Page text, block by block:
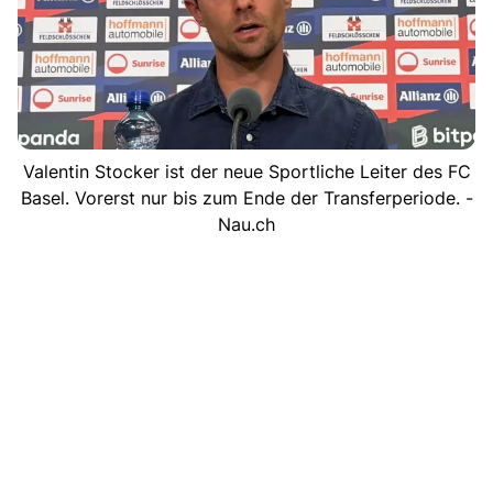
Valentin Stocker ist der neue Sportliche Leiter des FC
Basel. Vorerst nur bis zum Ende der Transferperiode. -
Nau.ch